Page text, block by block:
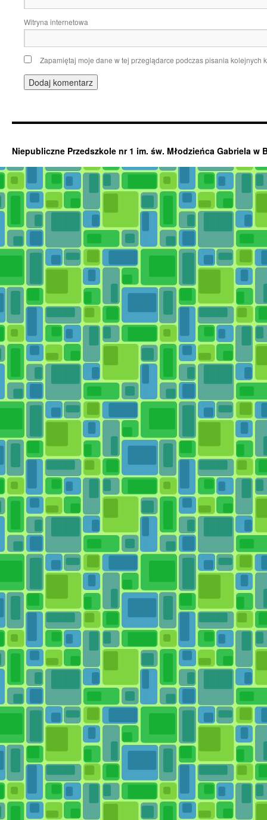
Witryna internetowa
Zapamiętaj moje dane w tej przeglądarce podczas pisania kolejnych
Niepubliczne Przedszkole nr 1 im. św. Młodzieńca Gabriela w